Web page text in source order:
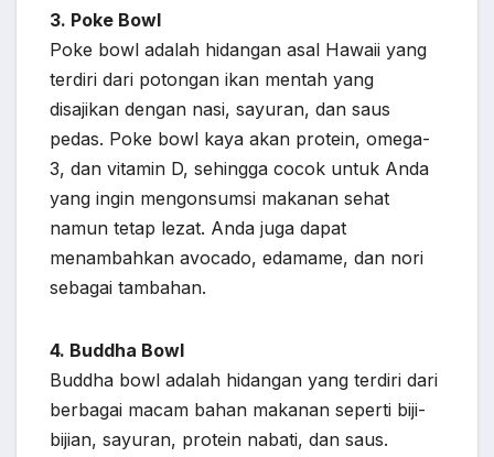
3. Poke Bowl
Poke bowl adalah hidangan asal Hawaii yang
terdiri dari potongan ikan mentah yang
disajikan dengan nasi, sayuran, dan saus
pedas. Poke bowl kaya akan protein, omega-
3, dan vitamin D, sehingga cocok untuk Anda
yang ingin mengonsumsi makanan sehat
namun tetap lezat. Anda juga dapat
menambahkan avocado, edamame, dan nori
sebagai tambahan.
4. Buddha Bowl
Buddha bowl adalah hidangan yang terdiri dari
berbagai macam bahan makanan seperti biji-
bijian, sayuran, protein nabati, dan saus.